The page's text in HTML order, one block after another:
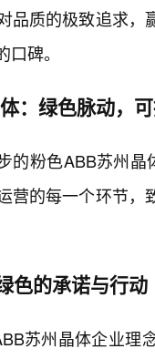
品质的极致追求
碑。
：绿色脉动，
的粉色ABB苏州晶
营的每一个环节
色的承诺与行动
苏州晶体企业